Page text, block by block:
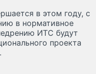
в этом году, с
в нормативное
ИТС будут
проекта